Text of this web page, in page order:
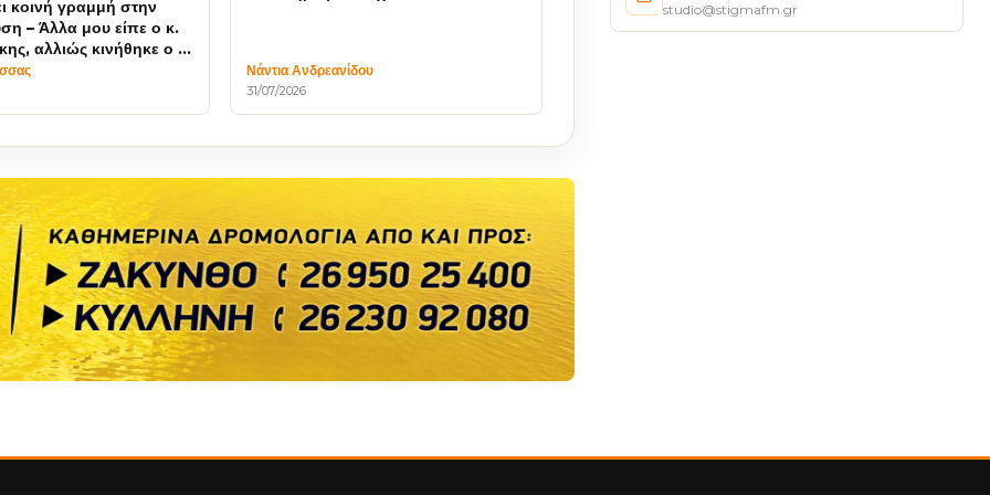
κοινή γραμμή στην
– Άλλα μου είπε ο κ.
αλλιώς κινήθηκε ο κ.
Νάντια Ανδρεανίδου
31/07/2026
studio@stigmafm.gr